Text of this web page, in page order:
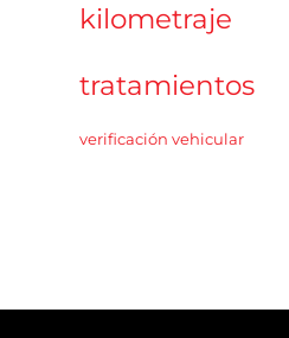
kilometraje
tratamientos
verificación vehicular